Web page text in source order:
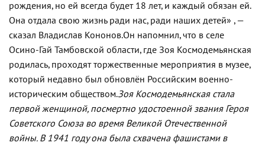
рождения, но ей всегда будет 18 лет, и каждый обязан ей.
Она отдала свою жизнь ради нас, ради наших детей» , —
сказал Владислав Кононов.Он напомнил, что в селе
Осино-Гай Тамбовской области, где Зоя Космодемьянская
родилась, проходят торжественные мероприятия в музее,
который недавно был обновлён Российским военно-
историческим обществом.Зоя Космодемьянская стала
первой женщиной, посмертно удостоенной звания Героя
Советского Союза во время Великой Отечественной
войны. В 1941 году она была схвачена фашистами в